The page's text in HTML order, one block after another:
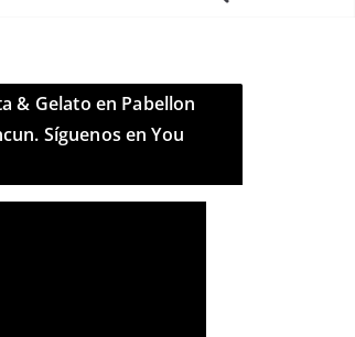
& Gelato en Pabellon
Síguenos en You